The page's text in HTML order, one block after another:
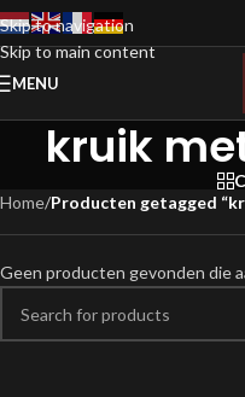
Skip to navigation
Skip to main content
MENU
kruik
Home/Producten getagged
Geen producten gevonden die